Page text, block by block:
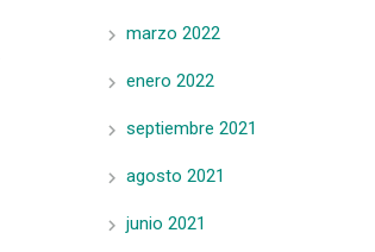
marzo 2022
enero 2022
septiembre 2021
agosto 2021
junio 2021